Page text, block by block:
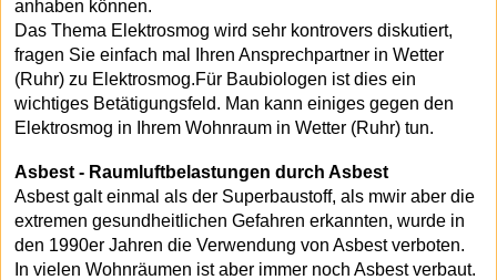
anhaben können.
Das Thema Elektrosmog wird sehr kontrovers diskutiert,
fragen Sie einfach mal Ihren Ansprechpartner in Wetter
(Ruhr) zu Elektrosmog.Für Baubiologen ist dies ein
wichtiges Betätigungsfeld. Man kann einiges gegen den
Elektrosmog in Ihrem Wohnraum in Wetter (Ruhr) tun.
Asbest - Raumluftbelastungen durch Asbest
Asbest galt einmal als der Superbaustoff, als mwir aber die
extremen gesundheitlichen Gefahren erkannten, wurde in
den 1990er Jahren die Verwendung von Asbest verboten.
In vielen Wohnräumen ist aber immer noch Asbest verbaut.